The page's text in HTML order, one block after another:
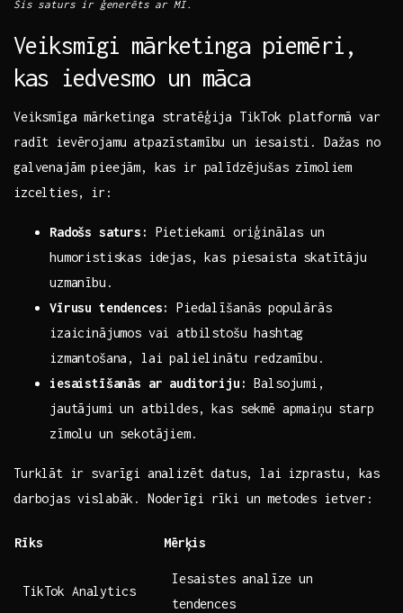
Šis saturs ir ģenerēts ar MI.
Veiksmīgi mārketinga piemēri,
kas iedvesmo ​un‍ māca
Veiksmīga mārketinga stratēģija TikTok ​platformā var
radīt ievērojamu ‍atpazīstamību un iesaisti. Dažas no
galvenajām pieejām, kas⁢ ir palīdzējušas zīmoliem⁢
izcelties, ir:
Radošs‌ saturs:
Pietiekami⁢ oriģinālas un
humoristiskas idejas, kas piesaista skatītāju⁣
uzmanību.
Vīrusu tendences:
Piedalīšanās populārās
izaicinājumos vai atbilstošu hashtag
izmantošana, lai palielinātu redzamību.
iesaistīšanās ar auditoriju: Balsojumi,
jautājumi​ un atbildes, kas sekmē apmaiņu starp
zīmolu un ​sekotājiem.
Turklāt⁢ ir svarīgi analizēt⁣ datus,⁢ lai ⁤izprastu, kas
darbojas vislabāk. Noderīgi rīki un ‌metodes​ ietver:
Rīks Mērķis
TikTok Analytics
Iesaistes analīze‌ un⁢
tendences